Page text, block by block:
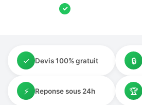
✓
✓ Devis 100% gratuit 🔒
⚡ Reponse sous 24h 🏆